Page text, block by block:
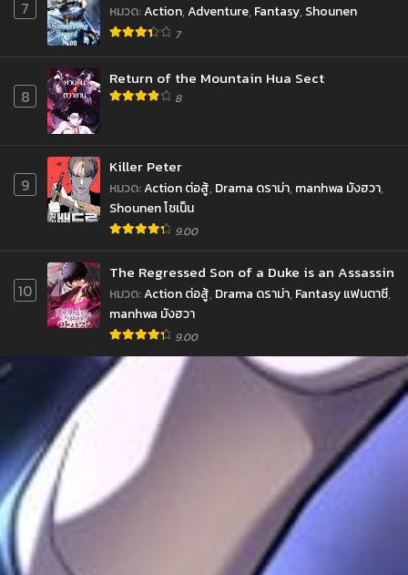
7 หมวด:Action,Adventure, Fantasy, Shounen
7
8
Return of the Mountain Hua Sect
8
9
Killer Peter
หมวด:Action ต่อสู้, Drama ดราม่า, manhwa มังฮวา,
Shounen โชเน็น
9.00
10
The Regressed Son of a Duke is an Assassin
หมวด:Action ต่อสู้, Drama ดราม่า, Fantasy แฟนตาซี,
manhwa มังฮวา
9.00